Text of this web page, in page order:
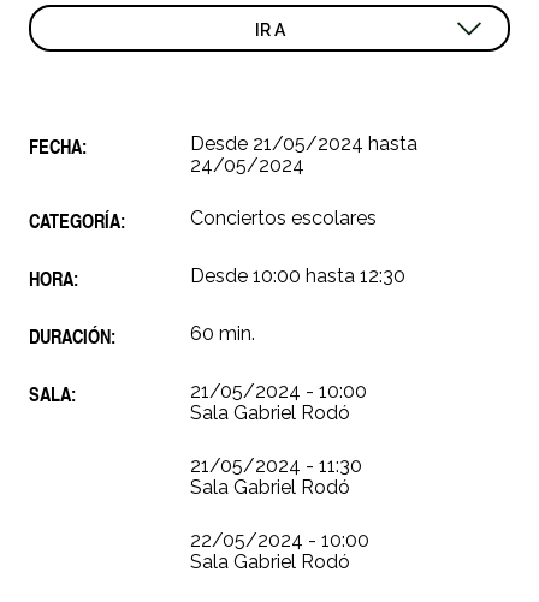
IR A
FECHA: Desde21/05/2024 hasta
24/05/2024
CATEGORÍA: Conciertos escolares
HORA: Desde 10:00 hasta 12:30
DURACIÓN: 60 min.
SALA:
21/05/2024 - 10:00
Sala Gabriel Rodó
21/05/2024 - 11:30
Sala Gabriel Rodó
22/05/2024 - 10:00
Sala Gabriel Rodó